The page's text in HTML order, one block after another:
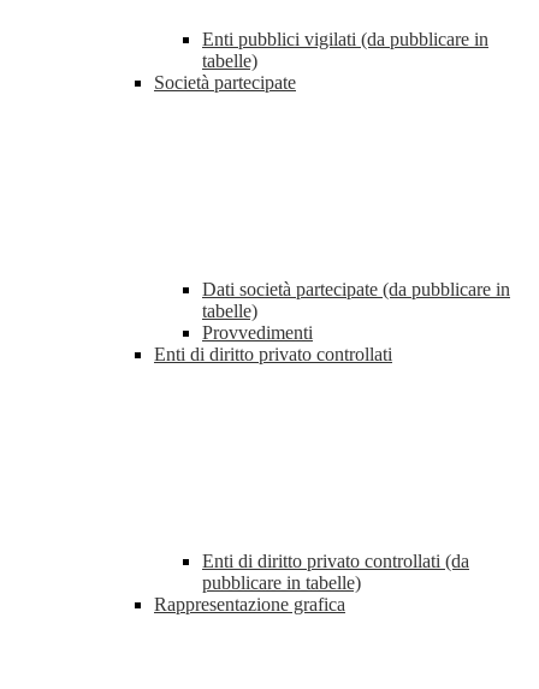
Enti pubblici vigilati (da pubblicare in
tabelle)
Società partecipate
Dati società partecipate (da pubblicare in
tabelle)
Provvedimenti
Enti di diritto privato controllati
Enti di diritto privato controllati (da
pubblicare in tabelle)
Rappresentazione grafica